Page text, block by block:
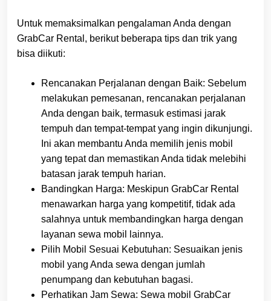
Untuk memaksimalkan pengalaman Anda dengan
GrabCar Rental, berikut beberapa tips dan trik yang
bisa diikuti:
Rencanakan Perjalanan dengan Baik: Sebelum
melakukan pemesanan, rencanakan perjalanan
Anda dengan baik, termasuk estimasi jarak
tempuh dan tempat-tempat yang ingin dikunjungi.
Ini akan membantu Anda memilih jenis mobil
yang tepat dan memastikan Anda tidak melebihi
batasan jarak tempuh harian.
Bandingkan Harga: Meskipun GrabCar Rental
menawarkan harga yang kompetitif, tidak ada
salahnya untuk membandingkan harga dengan
layanan sewa mobil lainnya.
Pilih Mobil Sesuai Kebutuhan: Sesuaikan jenis
mobil yang Anda sewa dengan jumlah
penumpang dan kebutuhan bagasi.
Perhatikan Jam Sewa: Sewa mobil GrabCar